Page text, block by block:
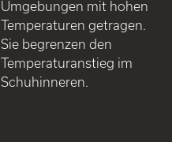
Umgebungen mit hohen
Temperaturen getragen.
Sie begrenzen den
Temperaturanstieg im
Schuhinneren.